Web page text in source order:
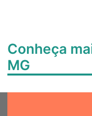
Conheça
MG